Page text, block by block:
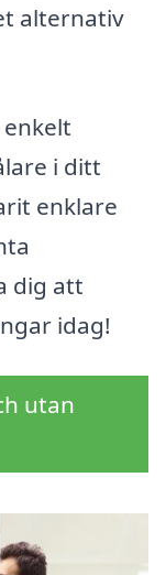
alternativ
i ditt
enklare
dig att
idag!
utan